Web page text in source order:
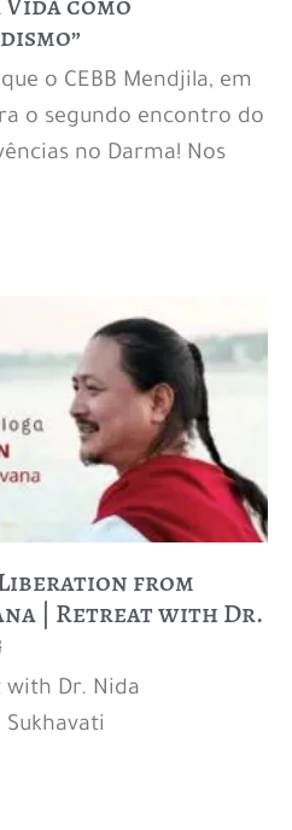
o CEBB Mendjila, em
o segundo encontro do
no Darma! Nos
Liberation from
| Retreat with Dr.
with Dr. Nida
Sukhavati